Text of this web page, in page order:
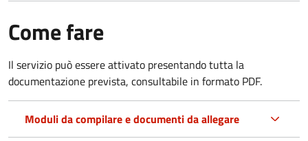
Come fare
Il servizio può essere attivato presentando tutta la
documentazione prevista, consultabile in formato PDF.
Moduli da compilare e documenti da allegare